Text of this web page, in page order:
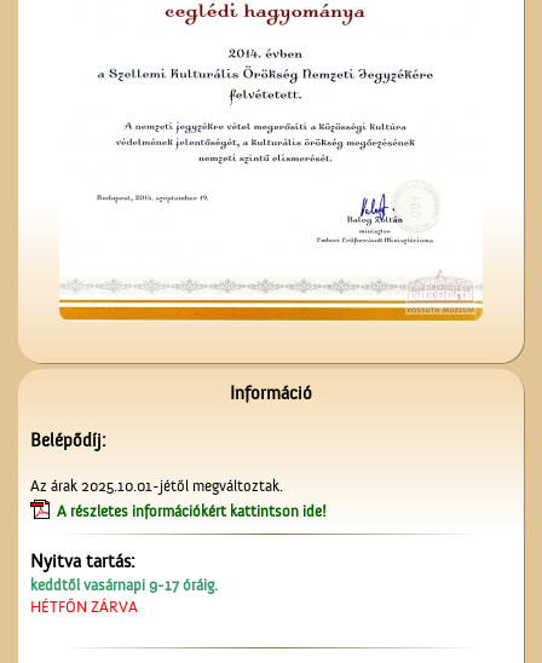
Képeslapok, képeslapok,
képeslapok…
Unghváry László
árjegyzéke
Információ
Belépődíj:
Az árak 2025.10.01-jétől megváltoztak.
A részletes információkért kattintson ide!
Nyitva tartás:
keddtől vasárnapi 9-17 óráig.
HÉTFŐN ZÁRVA